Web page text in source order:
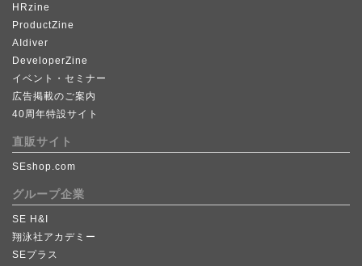
HRzine
ProductZine
AIdiver
DeveloperZine
イベント・セミナー
広告掲載のご案内
40周年特設サイト
直販サイト
SEshop.com
グループ企業
SE H&I
翔泳社アカデミー
SEプラス